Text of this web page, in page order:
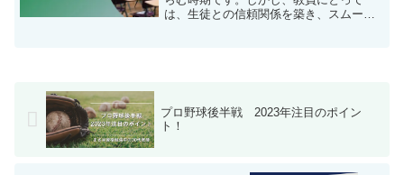
は、生徒との信頼関係を築き、スムーズ
プロ野球後半戦 2023年注目のポイン
ト！